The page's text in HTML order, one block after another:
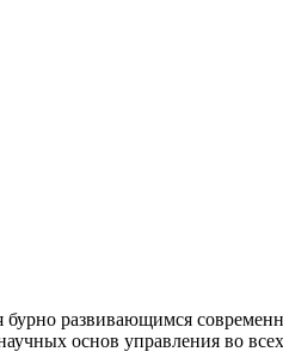
бурно развиваю­щимся
основ управления во